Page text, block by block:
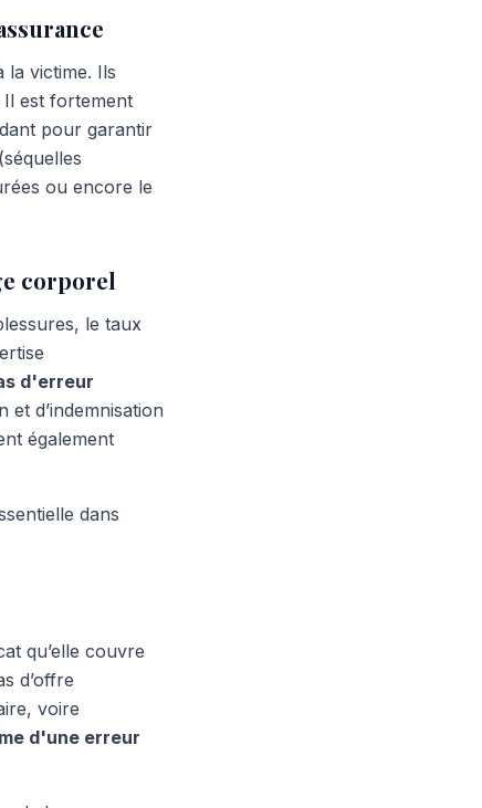
la victime. Ils
Il est fortement
pour garantir
ou encore le
corporel
le taux
d'erreur
et d’indemnisation
également
dans
qu’elle couvre
d’offre
voire
d'une erreur